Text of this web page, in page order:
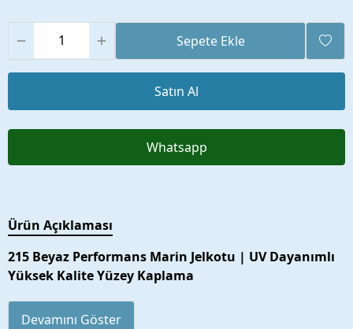
Sepete Ekle
Satın Al
Whatsapp
Ürün Açıklaması
215 Beyaz Performans Marin Jelkotu | UV Dayanımlı
Yüksek Kalite Yüzey Kaplama
Devamını Göster